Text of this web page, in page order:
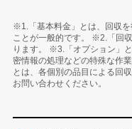
※1.「基本料金」とは、回収
ことが一般的です。 ※2.「回
ります。 ※3.「オプション」
密情報の処理などの特殊な作
とは、各個別の品目による回
お問い合わせください。